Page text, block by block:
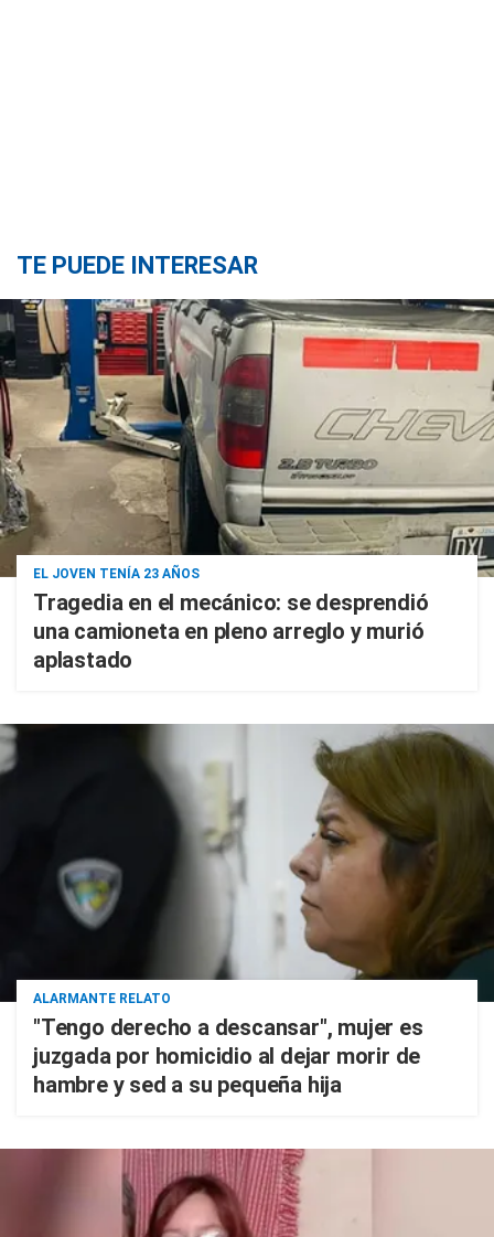
TE PUEDE INTERESAR
EL JOVEN TENÍA 23 AÑOS
Tragedia en el mecánico: se desprendió
una camioneta en pleno arreglo y murió
aplastado
ALARMANTE RELATO
"Tengo derecho a descansar", mujer es
juzgada por homicidio al dejar morir de
hambre y sed a su pequeña hija